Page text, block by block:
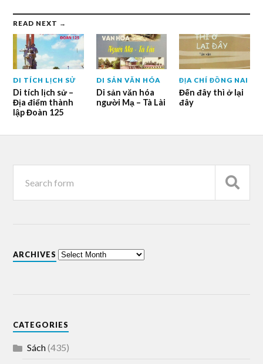
READ NEXT →
DI TÍCH LỊCH SỬ
Di tích lịch sử –
Địa điểm thành
lập Đoàn 125
DI SẢN VĂN HÓA
Di sản văn hóa
người Mạ – Tà Lài
ĐỊA CHÍ ĐỒNG NAI
Đến đây thì ở lại
đây
ARCHIVES
CATEGORIES
Sách(435)